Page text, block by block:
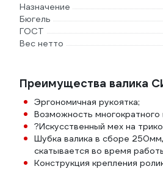
Назначение
Бюгель
ГОСТ
Вес нетто
Преимущества валика
Эргономичная рукоятка;
Возможность
?Искусственный мех на
Шубка валика в сборе
скатывается во время
Конструкция крепления